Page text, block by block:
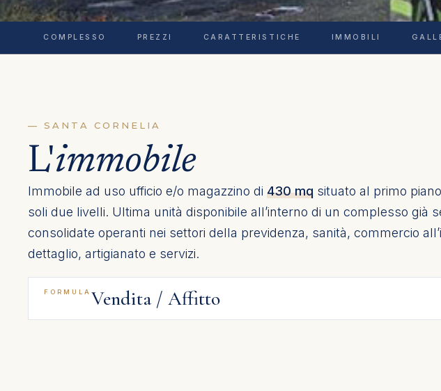
COMPLESSO PREZZI CARATTERISTICHE IMMOBILI
— SANTA CORNELIA
L'immobile
Immobile ad uso ufficio e/o magazzino di 430 mq situato al primo
soli due livelli. Ultima unità disponibile all’interno di un complesso già
consolidate operanti nei settori della previdenza, sanità, commercio
dettaglio, artigianato e servizi.
FORMULA Vendita / Affitto